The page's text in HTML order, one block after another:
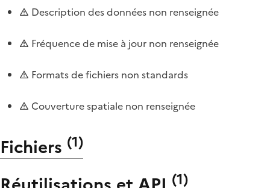
Description des données non renseignée
Fréquence de mise à jour non renseignée
Formats de fichiers non standards
Couverture spatiale non renseignée
Fichiers (1)
(1)